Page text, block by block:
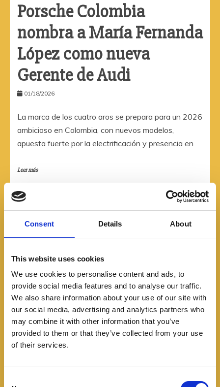
Consent Details About
This website uses cookies
We use cookies to personalise content and ads, to
provide social media features and to analyse our traffic.
We also share information about your use of our site with
our social media, advertising and analytics partners who
may combine it with other information that you’ve
provided to them or that they’ve collected from your use
of their services.
Porsche Colombia
nombra a María Fernanda
López como nueva
Gerente de Audi
01/18/2026
La marca de los cuatro aros se prepara para un 2026
ambicioso en Colombia, con nuevos modelos,
apuesta fuerte por la electrificación y presencia en
Leer más
Noticias
El nuevo Audi A6